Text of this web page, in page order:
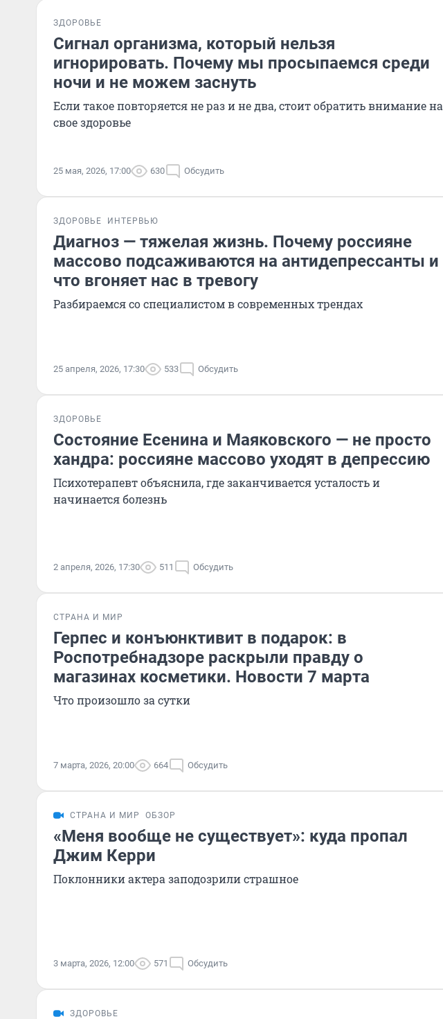
ЗДОРОВЬЕ
Сигнал организма, который нельзя
игнорировать. Почему мы просыпаемся среди
ночи и не можем заснуть
Если такое повторяется не раз и не два, стоит обратить внимание на
свое здоровье
25 мая, 2026, 17:00 630 Обсудить
ЗДОРОВЬЕ ИНТЕРВЬЮ
Диагноз — тяжелая жизнь. Почему россияне
массово подсаживаются на антидепрессанты и
что вгоняет нас в тревогу
Разбираемся со специалистом в современных трендах
25 апреля, 2026, 17:30 533 Обсудить
ЗДОРОВЬЕ
Состояние Есенина и Маяковского — не просто
хандра: россияне массово уходят в депрессию
Психотерапевт объяснила, где заканчивается усталость и
начинается болезнь
2 апреля, 2026, 17:30 511 Обсудить
СТРАНА И МИР
Герпес и конъюнктивит в подарок: в
Роспотребнадзоре раскрыли правду о
магазинах косметики. Новости 7 марта
Что произошло за сутки
7 марта, 2026, 20:00 664 Обсудить
СТРАНА И МИР ОБЗОР
«Меня вообще не существует»: куда пропал
Джим Керри
Поклонники актера заподозрили страшное
3 марта, 2026, 12:00 571 Обсудить
ЗДОРОВЬЕ